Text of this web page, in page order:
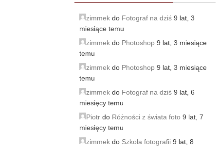
zimmek do Fotograf na dziś 9 lat, 3
miesiące temu
zimmek do Photoshop 9 lat, 3 miesiące
temu
zimmek do Photoshop 9 lat, 3 miesiące
temu
zimmek do Fotograf na dziś 9 lat, 6
miesięcy temu
Piotr do Różności z świata foto 9 lat, 7
miesięcy temu
zimmek do Szkoła fotografii 9 lat, 8